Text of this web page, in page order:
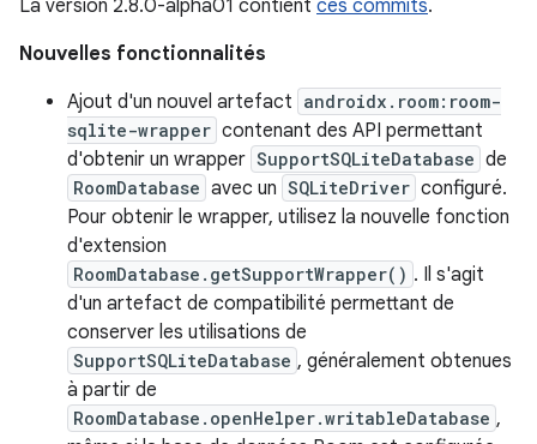
La version 2.8.0-alpha01 contient ces commits.
Nouvelles fonctionnalités
Ajout d'un nouvel artefact androidx.room:room-
sqlite-wrapper contenant des API permettant
d'obtenir un wrapper SupportSQLiteDatabase de
RoomDatabase avec un SQLiteDriver configuré.
Pour obtenir le wrapper, utilisez la nouvelle fonction
d'extension
RoomDatabase.getSupportWrapper() . Il s'agit
d'un artefact de compatibilité permettant de
conserver les utilisations de
SupportSQLiteDatabase , généralement obtenues
à partir de
RoomDatabase.openHelper.writableDatabase ,